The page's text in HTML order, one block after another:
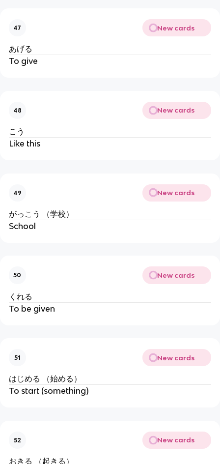
47 New cards
あげる
To give
48 New cards
こう
Like this
49 New cards
がっこう （学校）
School
50 New cards
くれる
To be given
51 New cards
はじめる （始める）
To start (something)
52 New cards
おきる （起きる）